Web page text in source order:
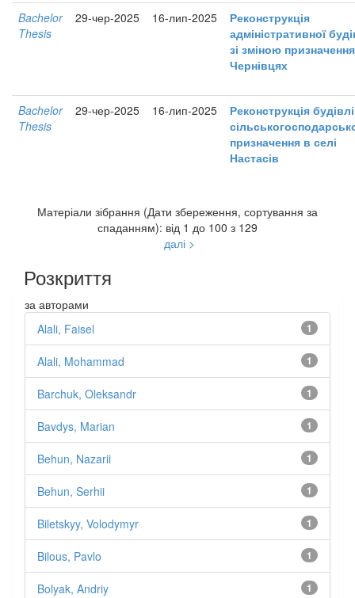
Bachelor
Thesis
29-чер-2025 16-лип-2025
Реконструкція
адміністративної
зі зміною
Чернівцях
Bachelor
Thesis
29-чер-2025 16-лип-2025
Реконструкція будівлі
призначення в селі
Настасів
Матеріали зібрання (Дати збереження, сортування за
спаданням): від 1 до 100 з 129
далі >
Розкриття
за авторами
1
Alali, Faisel
1
Alali, Mohammad
1
Barchuk, Oleksandr
1
Bavdys, Marian
1
Behun, Nazarii
1
Behun, Serhii
1
Biletskyy, Volodymyr
1
Bilous, Pavlo
1
Bolyak, Andriy